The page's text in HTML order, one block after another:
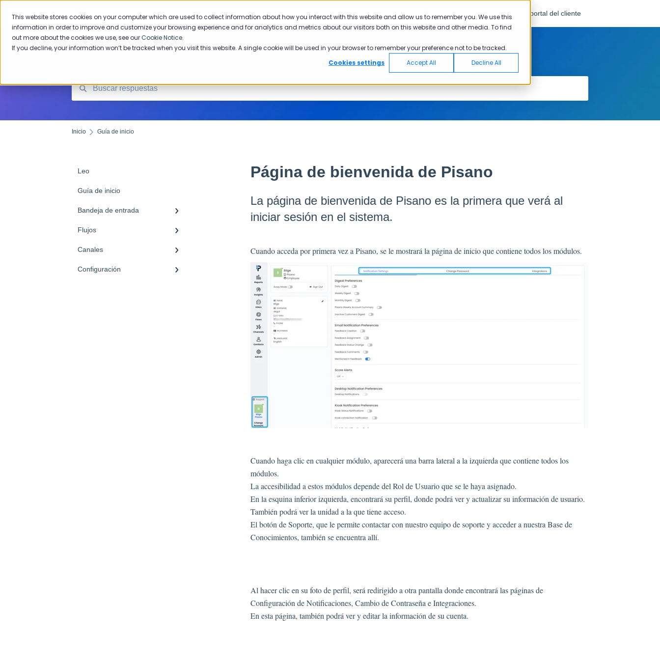
This website stores cookies on your computer which are used to collect information about how you interact with this website and allow us to remember you. We use this
information in order to improve and customize your browsing experience and for analytics and metrics about our visitors both on this website and other media. To find
out more about the cookies we use, see ourCookie Notice.
If you decline, your information won’t be tracked when you visit this website. A single cookie will be used in your browser to remember your preference not to be tracked.
Cookies settings
Accept All Decline All
Inicio Español - México Ir al portal del cliente
Inicio Guía de inicio
Leo
Guía de inicio
Bandeja de entrada
Flujos
Canales
Configuración
Página de bienvenida de Pisano
La página de bienvenida de Pisano es la primera que verá al
iniciar sesión en el sistema.
Cuando acceda por primera vez a Pisano, se le mostrará la página de inicio que contiene todos los módulos.
Cuando haga clic en cualquier módulo, aparecerá una barra lateral a la izquierda que contiene todos los
módulos.
La accesibilidad a estos módulos depende del Rol de Usuario que se le haya asignado.
En la esquina inferior izquierda, encontrará su perfil, donde podrá ver y actualizar su información de usuario.
También podrá ver la unidad a la que tiene acceso.
El botón de Soporte, que le permite contactar con nuestro equipo de soporte y acceder a nuestra Base de
Conocimientos, también se encuentra allí.
Al hacer clic en su foto de perfil, será redirigido a otra pantalla donde encontrará las páginas de
Configuración de Notificaciones, Cambio de Contraseña e Integraciones.
En esta página, también podrá ver y editar la información de su cuenta.